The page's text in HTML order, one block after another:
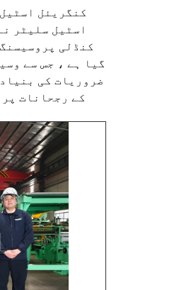
اسٹیل سلیٹر
کنڈلی
گیا ہے ، جس سے
ضروریات کی
کے رجحانات